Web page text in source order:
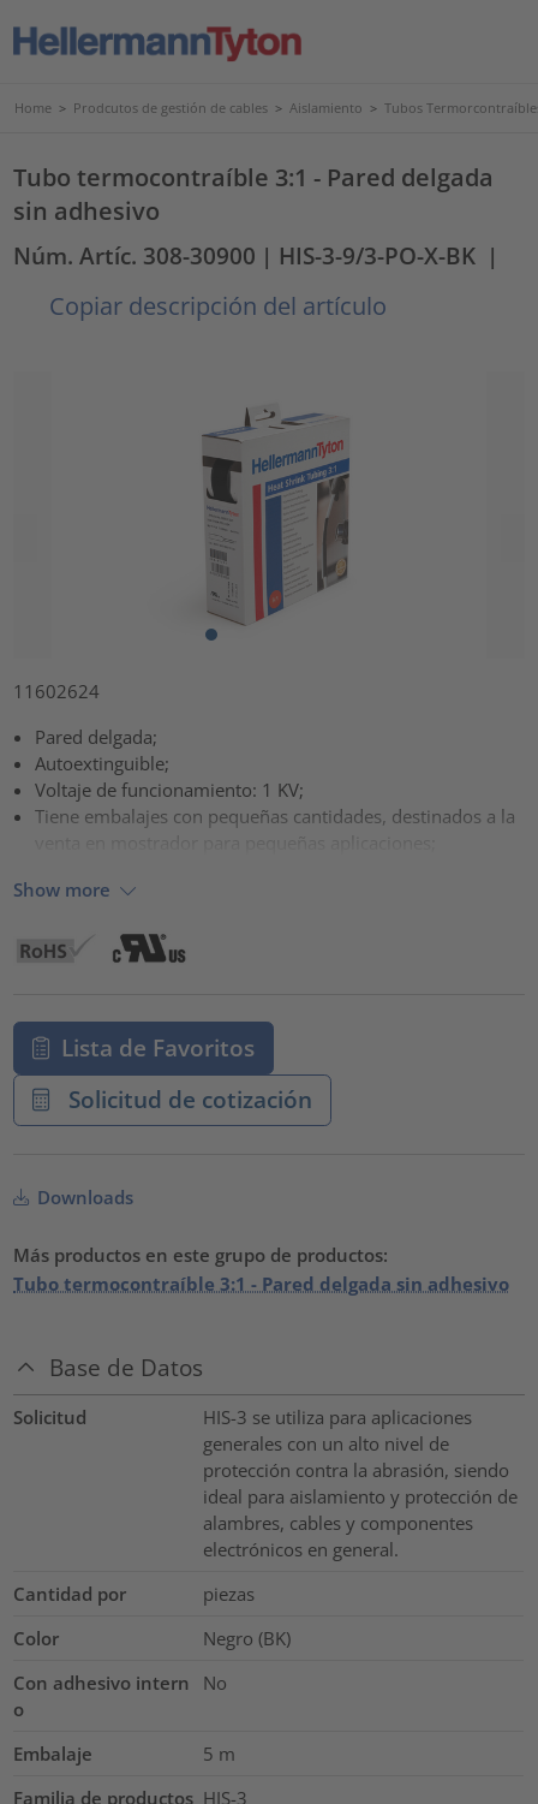
Home > Prodcutos de gestión de cables > Aislamiento > Tubos
Tubo termocontraíble 3:1 - Pared delgada
sin adhesivo
Núm. Artíc. 308-30900 | HIS-3-9/3-PO-X-BK |
Copiar descripción del artículo
11602624
Pared delgada;
Autoextinguible;
Voltaje de funcionamiento: 1 KV;
Tiene embalajes con pequeñas cantidades, destinados a la
Show more
Lista de Favoritos
Solicitud de cotización
Downloads
Más productos en este grupo de productos:
Tubo termocontraíble 3:1 - Pared delgada sin adhesivo
Base de Datos
Solicitud
HIS-3 se utiliza para aplicaciones
generales con un alto nivel de
protección contra la abrasión, siendo
ideal para aislamiento y protección de
alambres, cables y componentes
electrónicos en general.
Cantidad por
piezas
Color
Negro (BK)
Con adhesivo intern
o
No
Embalaje 5 m
Familia de productos HIS-3